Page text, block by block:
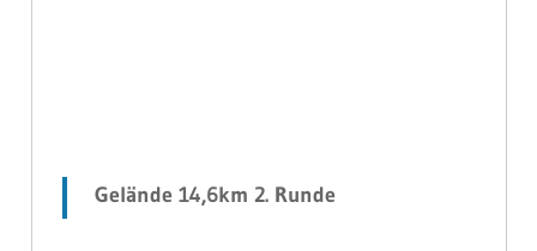
Gelände 14,6km 2. Runde